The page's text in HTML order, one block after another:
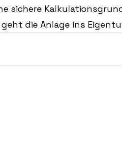
sichere
die Anlage ins